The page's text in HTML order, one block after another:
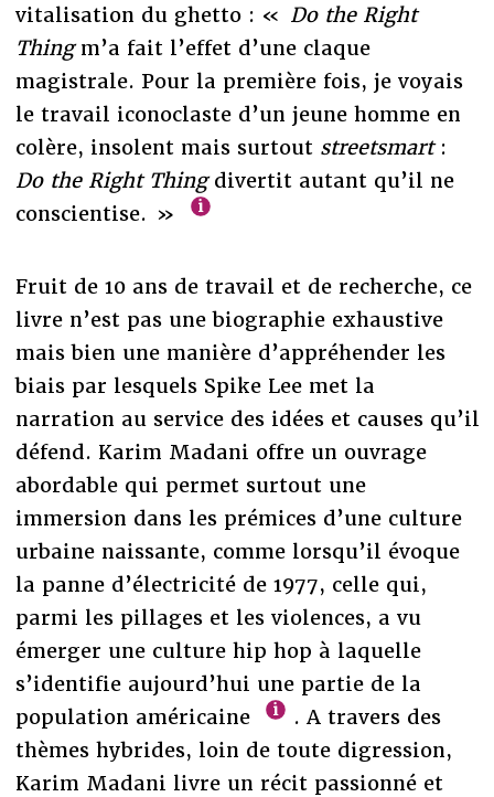
vitalisation du ghetto : « Do the Right
Thingm’a fait l’effet d’une claque
magistrale. Pour la première fois, je voyais
le travail iconoclaste d’un jeune homme en
colère, insolent mais surtout streetsmart :
Do the Right Thingdivertit autant qu’il ne
conscientise. »
Fruit de 10 ans de travail et de recherche, ce
livre n’est pas une biographie exhaustive
mais bien une manière d’appréhender les
biais par lesquels Spike Lee met la
narration au service des idées et causes qu’il
défend. Karim Madani offre un ouvrage
abordable qui permet surtout une
immersion dans les prémices d’une culture
urbaine naissante, comme lorsqu’il évoque
la panne d’électricité de 1977, celle qui,
parmi les pillages et les violences, a vu
émerger une culture hip hop à laquelle
s’identifie aujourd’hui une partie de la
population américaine
. A travers des
thèmes hybrides, loin de toute digression,
Karim Madani livre un récit passionné et